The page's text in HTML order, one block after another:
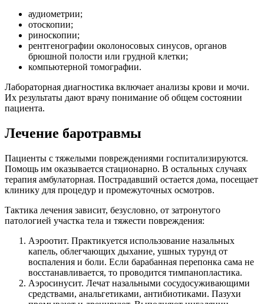
аудиометрии;
отоскопии;
риноскопии;
рентгенографии околоносовых синусов, органов
брюшной полости или грудной клетки;
компьютерной томографии.
Лабораторная диагностика включает анализы крови и мочи.
Их результаты дают врачу понимание об общем состоянии
пациента.
Лечение баротравмы
Пациенты с тяжелыми повреждениями госпитализируются.
Помощь им оказывается стационарно. В остальных случаях
терапия амбулаторная. Пострадавший остается дома, посещает
клинику для процедур и промежуточных осмотров.
Тактика лечения зависит, безусловно, от затронутого
патологией участка тела и тяжести повреждения:
Аэроотит. Практикуется использование назальных
капель, облегчающих дыхание, ушных турунд от
воспаления и боли. Если барабанная перепонка сама не
восстанавливается, то проводится тимпанопластика.
Аэросинусит. Лечат назальными сосудосуживающими
средствами, анальгетиками, антибиотиками. Пазухи